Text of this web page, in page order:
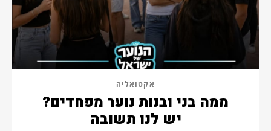
אקטואליה
ממה בני ובנות נוער מפחדים?
יש לנו תשובה